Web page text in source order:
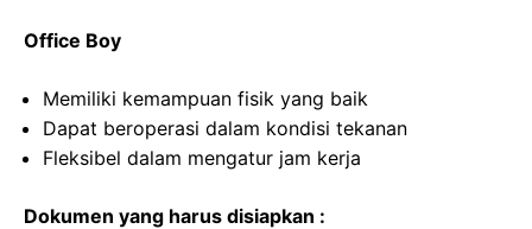
Office Boy
Memiliki kemampuan fisik yang baik
Dapat beroperasi dalam kondisi tekanan
Fleksibel dalam mengatur jam kerja
Dokumen yang harus disiapkan :